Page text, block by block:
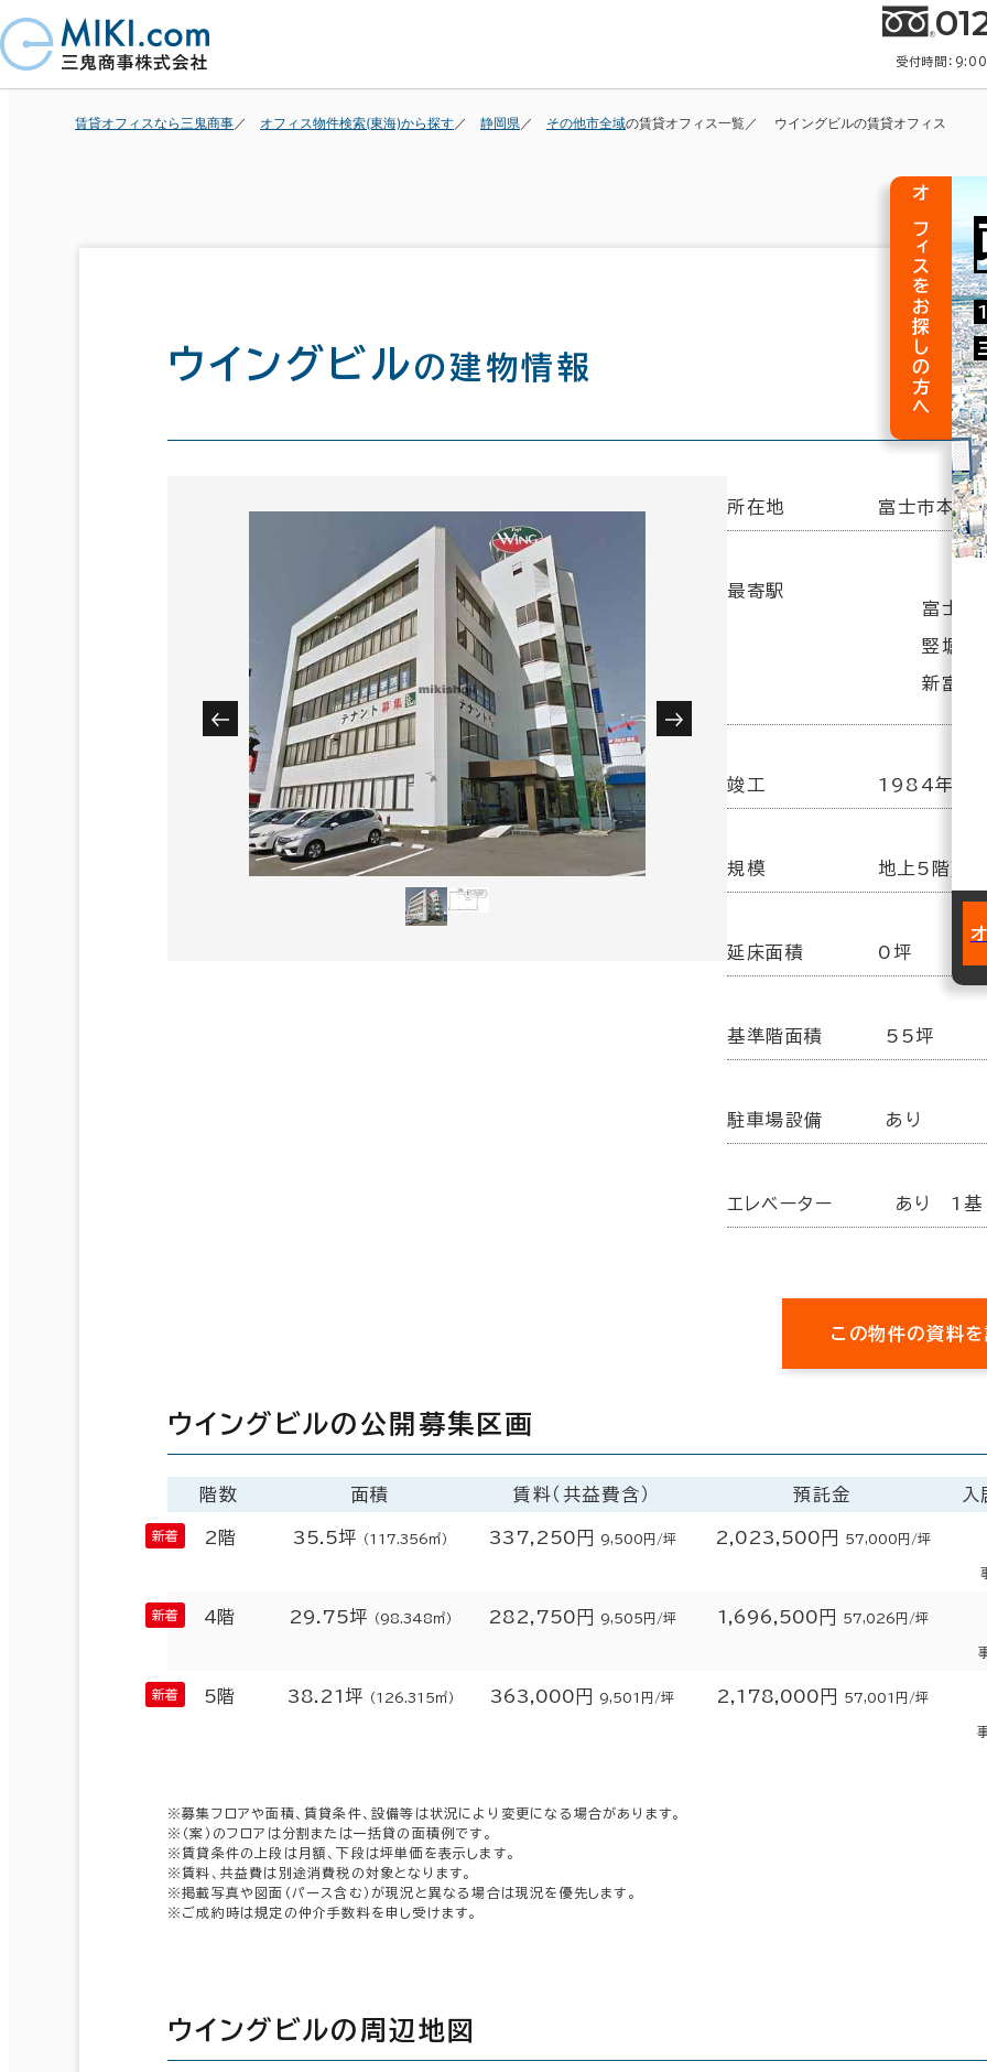
受付時間：
賃貸オフィスなら三鬼商事 オフィス物件検索(東海)から探す 静岡県 その他市全域の賃貸オフィス一覧 ウイングビルの賃貸オフィス
ウイングビルの建物情報
所在地 富士市本市
最寄駅
富士
竪堀
新富
竣工 1984年
規模 地上5階建
延床面積 0坪
基準階面積 55坪
駐車場設備 あり
エレベーター あり 1基
この物件の資料
ウイングビルの公開募集区画
階数 面積 賃料（共益費含） 預託金
2階 35.5坪 （117.356㎡） 337,250円 9,500円/坪 2,023,500円 57,000円/坪
4階 29.75坪 （98.348㎡） 282,750円 9,505円/坪 1,696,500円 57,026円/坪
5階 38.21坪 （126.315㎡） 363,000円 9,501円/坪 2,178,000円 57,001円/坪
※募集フロアや面積、賃貸条件、設備等は状況により変更になる場合があります。
※（案）のフロアは分割または一括貸の面積例です。
※賃貸条件の上段は月額、下段は坪単価を表示します。
※賃料、共益費は別途消費税の対象となります。
※掲載写真や図面（パース含む）が現況と異なる場合は現況を優先します。
※ご成約時は規定の仲介手数料を申し受けます。
ウイングビルの周辺地図
オフィスをお探しの方へ